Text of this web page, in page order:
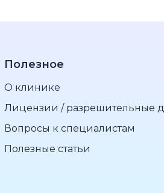
Полезное
О клинике
Лицензии / разрешительные
Вопросы к специалистам
Полезные статьи